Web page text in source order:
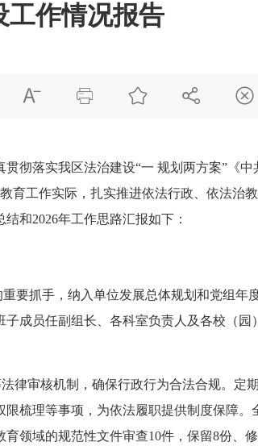
工作情况报告
    
彻落实我区法治建设“一 规划两方案”《中
育工作实际，扎实推进依法行政、依法治教
和2026年工作思路汇报如下：
要抓手，纳入单位发展总体规划和党组年
成员任副组长、各科室负责人及各校（园）
律审核机制，确保行政行为合法合规。定期
梳理等事项，为依法履职提供制度保障。
领域的规范性文件审查10件，保留8份、